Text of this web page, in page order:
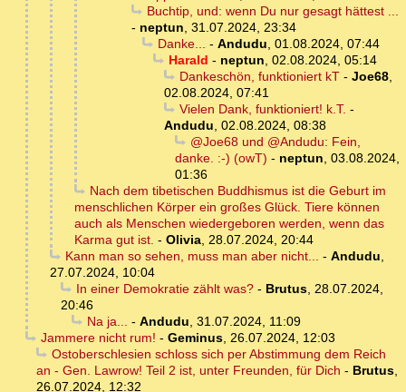
Buchtip, und: wenn Du nur gesagt hättest ...
- neptun, 31.07.2024, 23:34
Danke... - Andudu, 01.08.2024, 07:44
Harald - neptun, 02.08.2024, 05:14
Dankeschön, funktioniert kT- Joe68,
02.08.2024, 07:41
Vielen Dank, funktioniert! k.T. -
Andudu, 02.08.2024, 08:38
@Joe68 und @Andudu: Fein,
danke. :-) (owT) - neptun, 03.08.2024,
01:36
Nach dem tibetischen Buddhismus ist die Geburt im
menschlichen Körper ein großes Glück. Tiere können
auch als Menschen wiedergeboren werden, wenn das
Karma gut ist. - Olivia, 28.07.2024, 20:44
Kann man so sehen, muss man aber nicht... - Andudu,
27.07.2024, 10:04
In einer Demokratie zählt was?- Brutus, 28.07.2024,
20:46
Na ja... - Andudu, 31.07.2024, 11:09
Jammere nicht rum! - Geminus, 26.07.2024, 12:03
Ostoberschlesien schloss sich per Abstimmung dem Reich
an - Gen. Lawrow! Teil 2 ist, unter Freunden, für Dich - Brutus,
26.07.2024, 12:32